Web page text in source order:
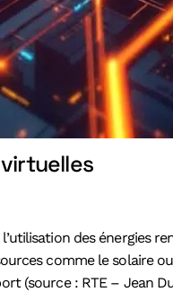
des énergies
comme le solaire
(source : RTE – Jean